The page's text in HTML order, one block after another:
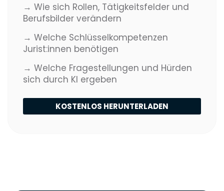
→ Wie sich Rollen, Tätigkeitsfelder und
Berufsbilder verändern
→ Welche Schlüsselkompetenzen
Jurist:innen benötigen
→ Welche Fragestellungen und Hürden
sich durch KI ergeben
KOSTENLOS HERUNTERLADEN